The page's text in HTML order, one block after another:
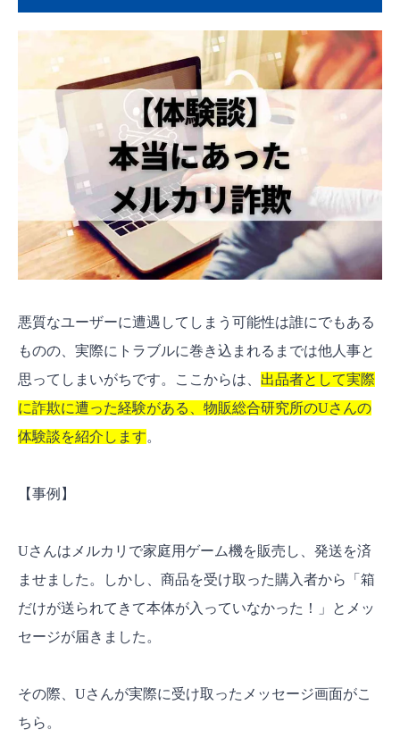
悪質なユーザーに遭遇してしまう可能性は誰にでもある
ものの、実際にトラブルに巻き込まれるまでは他人事と
思ってしまいがちです。ここからは、 出品者として実際
に詐欺に遭った経験がある、物販総合研究所のUさんの
体験談を紹介します。
【事例】
Uさんはメルカリで家庭用ゲーム機を販売し、発送を済
ませました。しかし、商品を受け取った購入者から「箱
だけが送られてきて本体が入っていなかった！」とメッ
セージが届きました。
その際、Uさんが実際に受け取ったメッセージ画面がこ
ちら。